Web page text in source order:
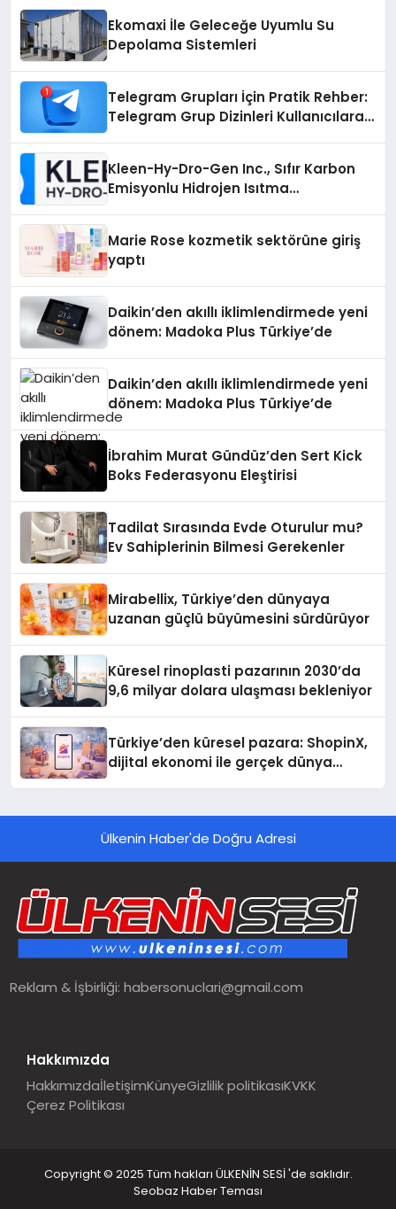
Ekomaxi İle Geleceğe Uyumlu Su
Depolama Sistemleri
Telegram Grupları İçin Pratik Rehber:
Telegram Grup Dizinleri Kullanıcılara
Kleen-Hy-Dro-Gen Inc., Sıfır Karbon
Emisyonlu Hidrojen Isıtma
Marie Rose kozmetik sektörüne giriş
yaptı
Daikin’den akıllı iklimlendirmede yeni
dönem: Madoka Plus Türkiye’de
Daikin’den akıllı iklimlendirmede yeni
dönem: Madoka Plus Türkiye’de
İbrahim Murat Gündüz’den Sert Kick
Boks Federasyonu Eleştirisi
Tadilat Sırasında Evde Oturulur mu?
Ev Sahiplerinin Bilmesi Gerekenler
Mirabellix, Türkiye’den dünyaya
uzanan güçlü büyümesini sürdürüyor
Küresel rinoplasti pazarının 2030’da
9,6 milyar dolara ulaşması bekleniyor
Türkiye’den küresel pazara: ShopinX,
dijital ekonomi ile gerçek dünya
Ülkenin Haber'de Doğru Adresi
Reklam & İşbirliği:habersonuclari@gmail.com
Hakkımızda
HakkımızdaİletişimKünyeGizlilik politikasıKVKK
Çerez Politikası
Copyright © 2025 Tüm hakları ÜLKENİN SESİ 'de saklıdır.
Seobaz Haber Teması